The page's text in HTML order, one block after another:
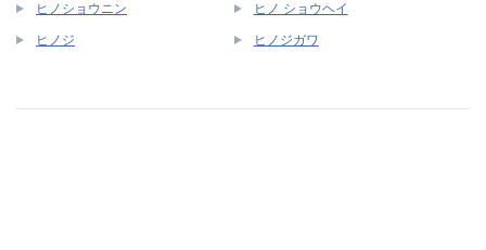
ヒノショウニン ヒノ ショウヘイ
ヒノジ ヒノジガワ